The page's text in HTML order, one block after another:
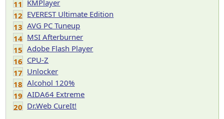
11 KMPlayer
12 EVEREST Ultimate Edition
13 AVG PC Tuneup
14 MSI Afterburner
15 Adobe Flash Player
16 CPU-Z
17 Unlocker
18 Alcohol 120%
19 AIDA64 Extreme
20 Dr.Web CureIt!